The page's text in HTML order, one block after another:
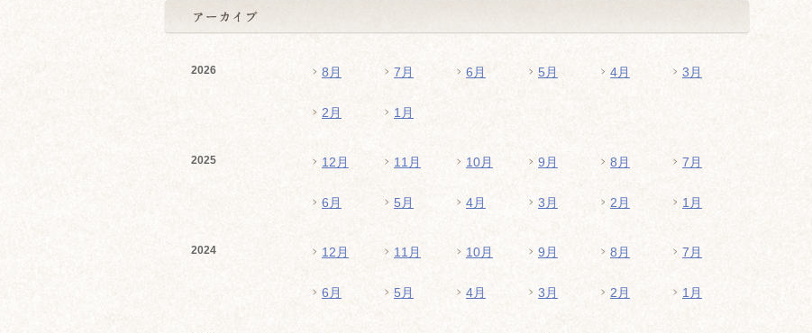
2026 8月 7月 6月 5月 4月 3月
2月 1月
2025 12月 11月 10月 9月 8月 7月
6月 5月 4月 3月 2月 1月
2024 12月 11月 10月 9月 8月 7月
6月 5月 4月 3月 2月 1月